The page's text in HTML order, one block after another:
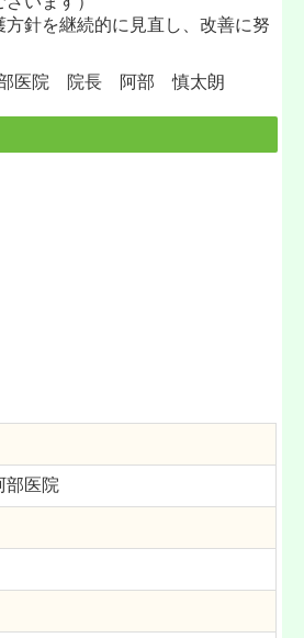
方針を継続的に見直し、改善に努
部医院 院長
阿部 慎太朗
医院